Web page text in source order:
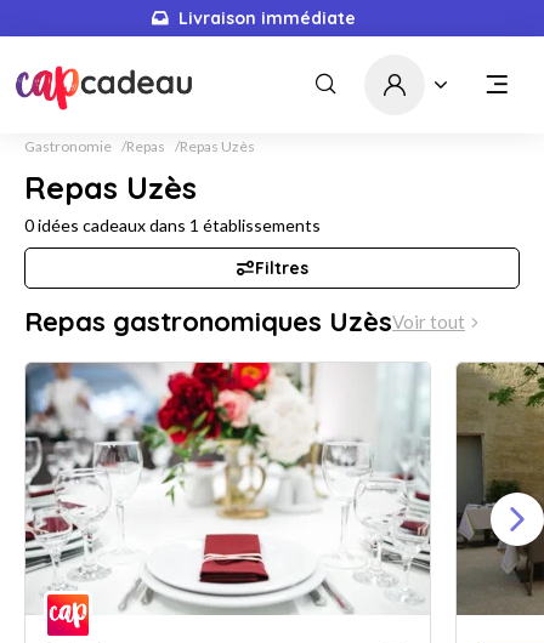
Livraison immédiate
Gastronomie Repas Repas Uzès
Repas Uzès
0idées cadeaux dans 1 établissements
Filtres
Repas gastronomiques UzèsVoir tout